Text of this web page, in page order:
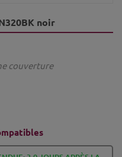
noir
couverture